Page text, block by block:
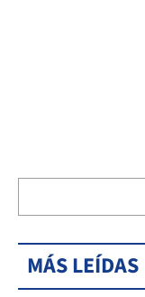
MÁS LEÍDAS